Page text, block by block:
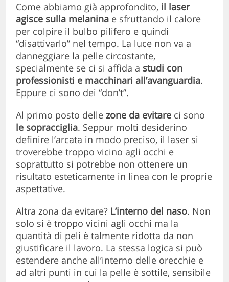
Come abbiamo già approfondito, il laser
agisce sulla melanina e sfruttando il calore
per colpire il bulbo pilifero e quindi
“disattivarlo” nel tempo. La luce non va a
danneggiare la pelle circostante,
specialmente se ci si affida a studi con
professionisti e macchinari all’avanguardia.
Eppure ci sono dei “don’t”.
Al primo posto dellezone da evitare ci sono
le sopracciglia. Seppur molti desiderino
definire l’arcata in modo preciso, il laser si
troverebbe troppo vicino agli occhi e
soprattutto si potrebbe non ottenere un
risultato esteticamente in linea con le proprie
aspettative.
Altra zona da evitare? L’interno del naso. Non
solo si è troppo vicini agli occhi ma la
quantità di peli è talmente ridotta da non
giustificare il lavoro. La stessa logica si può
estendere anche all’interno delle orecchie e
ad altri punti in cui la pelle è sottile, sensibile